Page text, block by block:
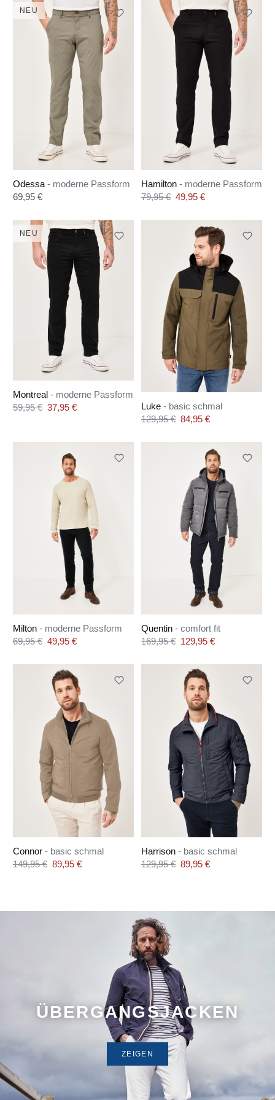
NEU
Odessa - moderne Passform
Regulärer Preis:
69,95 €
Hamilton - moderne Passform
Verkaufspreis:
49,95 €
Regulärer Preis:
79,95 €
NEU
Montreal - moderne Passform
Verkaufspreis:
37,95 €
Regulärer Preis:
59,95 € Luke - basic schmal
Verkaufspreis:
84,95 €
Regulärer Preis:
129,95 €
Milton - moderne Passform
Verkaufspreis:
49,95 €
Regulärer Preis:
69,95 €
Quentin - comfort fit
Verkaufspreis:129,95 €
Regulärer Preis:
169,95 €
Connor - basic schmal
Verkaufspreis:
89,95 €
Regulärer Preis:
149,95 €
Harrison - basic schmal
Verkaufspreis:
89,95 €
Regulärer Preis:
129,95 €
ÜBERGANGSJACKEN
ZEIGEN